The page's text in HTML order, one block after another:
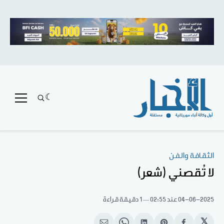
الثقافة والفن
لا تُقصني (شعر)
04-06-2025عند 02:55 1 دقيقة قراءة
𝕏